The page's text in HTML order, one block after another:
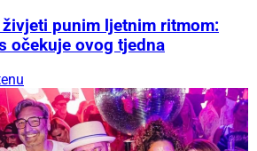
punim ljetnim ritmom:
očekuje ovog tjedna